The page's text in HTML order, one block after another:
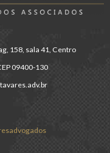
158, sala 41, Centro
09400-130